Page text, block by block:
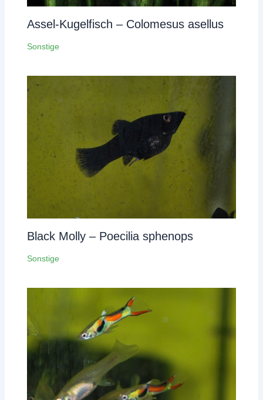
Assel-Kugelfisch – Colomesus asellus
Sonstige
Black Molly – Poecilia sphenops
Sonstige